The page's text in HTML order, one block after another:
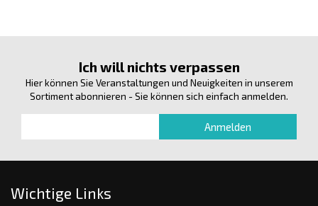
Ich will nichts verpassen
Hier können Sie Veranstaltungen und Neuigkeiten in unserem
Sortiment abonnieren - Sie können sich einfach anmelden.
Wichtige Links